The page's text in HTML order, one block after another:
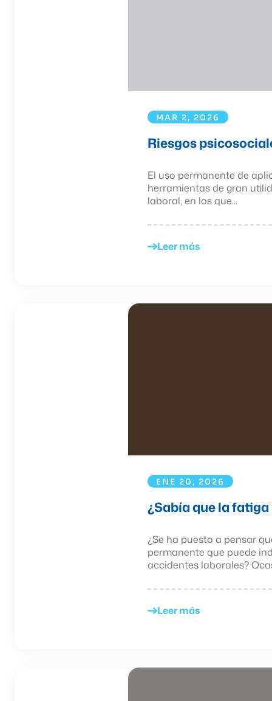
MAR 2, 2026
Riesgos
El uso permanente de
herramientas de gran
laboral, en los que...
Leer más
ENE 20, 2026
¿Sabía que la
¿Se ha puesto a pensar
permanente que puede
accidentes laborales?
Leer más